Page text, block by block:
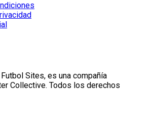
Sites, es una compañía
Collective. Todos los derechos